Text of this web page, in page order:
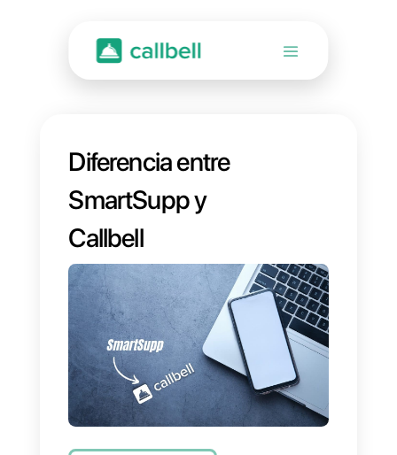
Diferencia entre
SmartSupp y
Callbell